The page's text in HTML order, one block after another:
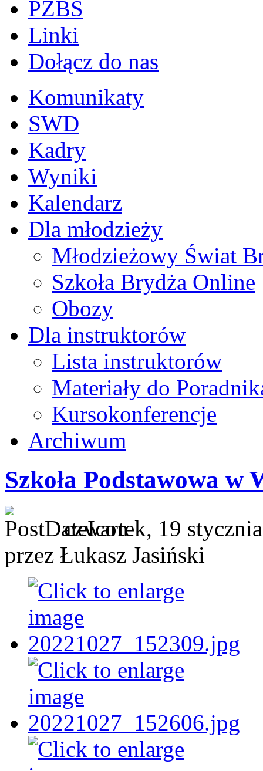
PZBS
Linki
Dołącz do nas
Komunikaty
SWD
Kadry
Wyniki
Kalendarz
Dla młodzieży
Młodzieżowy Świat
Szkoła Brydża Online
Obozy
Dla instruktorów
Lista instruktorów
Materiały do
Kursokonferencje
Archiwum
Szkoła Podstawowa w
czwartek, 19
przez Łukasz Jasiński